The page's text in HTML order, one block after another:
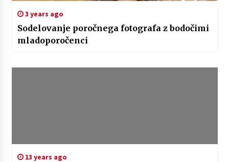
3 years ago
Sodelovanje poročnega fotografa z bodočimi
mladoporočenci
13 years ago